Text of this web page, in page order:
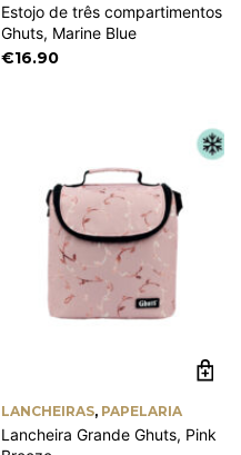
Estojo de três compartimentos
Ghuts, Marine Blue
€16.90
LANCHEIRAS, PAPELARIA
Lancheira Grande Ghuts, Pink